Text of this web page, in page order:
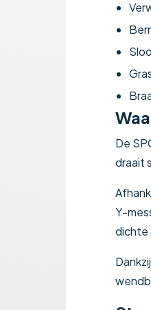
De
draait
Y-
dichte